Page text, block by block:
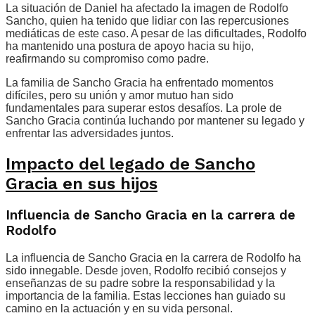
La situación de Daniel ha afectado la imagen de Rodolfo
Sancho, quien ha tenido que lidiar con las repercusiones
mediáticas de este caso. A pesar de las dificultades, Rodolfo
ha mantenido una postura de apoyo hacia su hijo,
reafirmando su compromiso como padre.
La familia de Sancho Gracia ha enfrentado momentos
difíciles, pero su unión y amor mutuo han sido
fundamentales para superar estos desafíos. La prole de
Sancho Gracia continúa luchando por mantener su legado y
enfrentar las adversidades juntos.
Impacto del legado de Sancho
Gracia en sus hijos
Influencia de Sancho Gracia en la carrera de
Rodolfo
La influencia de Sancho Gracia en la carrera de Rodolfo ha
sido innegable. Desde joven, Rodolfo recibió consejos y
enseñanzas de su padre sobre la responsabilidad y la
importancia de la familia. Estas lecciones han guiado su
camino en la actuación y en su vida personal.